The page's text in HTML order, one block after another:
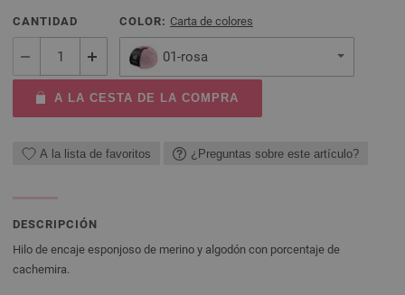
CANTIDAD COLOR: Carta de colores
01-rosa
A LA CESTA DE LA COMPRA
A la lista de favoritos ¿Preguntas sobre este artículo?
DESCRIPCIÓN
Hilo de encaje esponjoso de merino y algodón con porcentaje de
cachemira.